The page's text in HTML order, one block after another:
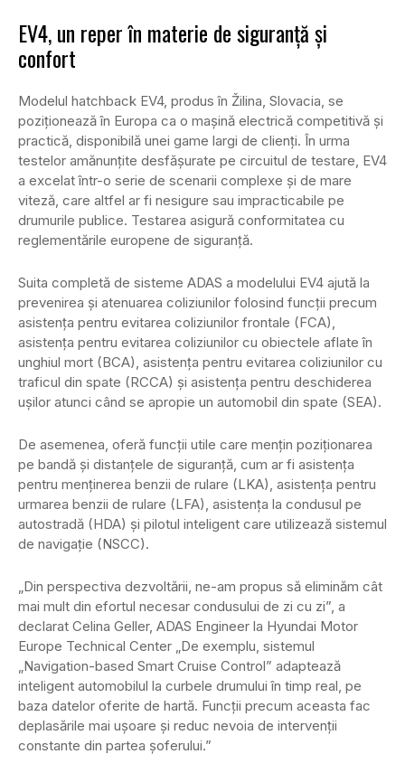
EV4, un reper în materie de siguranță și
confort
Modelul hatchback EV4, produs în Žilina, Slovacia, se
poziționează în Europa ca o mașină electrică competitivă și
practică, disponibilă unei game largi de clienți. În urma
testelor amănunțite desfășurate pe circuitul de testare, EV4
a excelat într-o serie de scenarii complexe și de mare
viteză, care altfel ar fi nesigure sau impracticabile pe
drumurile publice. Testarea asigură conformitatea cu
reglementările europene de siguranță.
Suita completă de sisteme ADAS a modelului EV4 ajută la
prevenirea și atenuarea coliziunilor folosind funcții precum
asistența pentru evitarea coliziunilor frontale (FCA),
asistența pentru evitarea coliziunilor cu obiectele aflate în
unghiul mort (BCA), asistența pentru evitarea coliziunilor cu
traficul din spate (RCCA) și asistența pentru deschiderea
ușilor atunci când se apropie un automobil din spate (SEA).
De asemenea, oferă funcții utile care mențin poziționarea
pe bandă și distanțele de siguranță, cum ar fi asistența
pentru menținerea benzii de rulare (LKA), asistența pentru
urmarea benzii de rulare (LFA), asistența la condusul pe
autostradă (HDA) și pilotul inteligent care utilizează sistemul
de navigație (NSCC).
„Din perspectiva dezvoltării, ne-am propus să eliminăm cât
mai mult din efortul necesar condusului de zi cu zi”, a
declarat Celina Geller, ADAS Engineer la Hyundai Motor
Europe Technical Center „De exemplu, sistemul
„Navigation-based Smart Cruise Control” adaptează
inteligent automobilul la curbele drumului în timp real, pe
baza datelor oferite de hartă. Funcții precum aceasta fac
deplasările mai ușoare și reduc nevoia de intervenții
constante din partea șoferului.”